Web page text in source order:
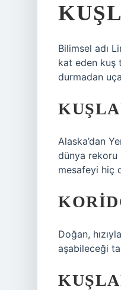
Bilimsel adı
kat eden kuş
durmadan
Alaska’dan
dünya rekoru
mesafeyi hiç
Doğan,
aşabileceği